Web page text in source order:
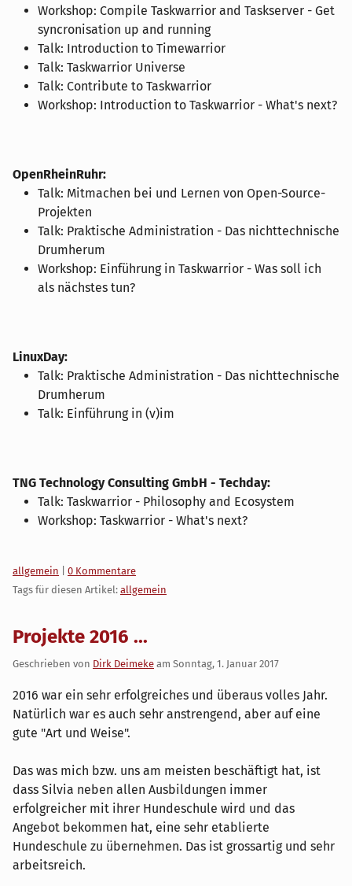
Workshop: Compile Taskwarrior and Taskserver - Get
syncronisation up and running
Talk: Introduction to Timewarrior
Talk: Taskwarrior Universe
Talk: Contribute to Taskwarrior
Workshop: Introduction to Taskwarrior - What's next?
OpenRheinRuhr:
Talk: Mitmachen bei und Lernen von Open-Source-
Projekten
Talk: Praktische Administration - Das nichttechnische
Drumherum
Workshop: Einführung in Taskwarrior - Was soll ich
als nächstes tun?
LinuxDay:
Talk: Praktische Administration - Das nichttechnische
Drumherum
Talk: Einführung in (v)im
TNG Technology Consulting GmbH - Techday:
Talk: Taskwarrior - Philosophy and Ecosystem
Workshop: Taskwarrior - What's next?
Kategorien:
allgemein
0 Kommentare
Tags für diesen Artikel: allgemein
Projekte 2016 ...
Geschrieben von Dirk Deimeke am Sonntag, 1. Januar 2017
2016 war ein sehr erfolgreiches und überaus volles Jahr.
Natürlich war es auch sehr anstrengend, aber auf eine
gute "Art und Weise".
Das was mich bzw. uns am meisten beschäftigt hat, ist
dass Silvia neben allen Ausbildungen immer
erfolgreicher mit ihrer Hundeschule wird und das
Angebot bekommen hat, eine sehr etablierte
Hundeschule zu übernehmen. Das ist grossartig und sehr
arbeitsreich.